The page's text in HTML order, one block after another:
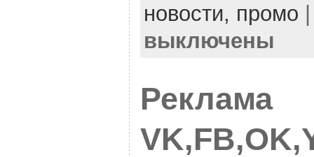
новости, промо
выключены
Реклама